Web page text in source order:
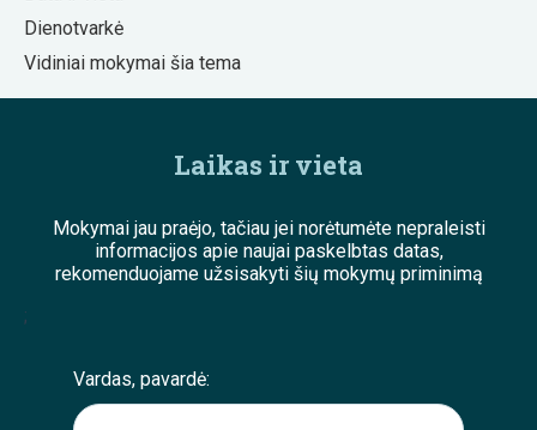
Dienotvarkė
Vidiniai mokymai šia tema
Laikas ir vieta
Mokymai jau praėjo, tačiau jei norėtumėte nepraleisti
informacijos apie naujai paskelbtas datas,
rekomenduojame užsisakyti šių mokymų priminimą
;
Vardas, pavardė: